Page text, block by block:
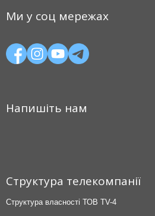
Ми у соц мережах
Напишіть нам
Структура телекомпанії
Структура власності ТОВ TV-4